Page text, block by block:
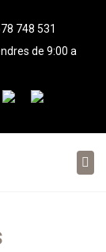
748 531
de 9:00 a